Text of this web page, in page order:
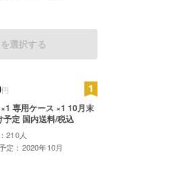
選択する
円
月末
予定 国内送料/税込
210人
定：2020年10月